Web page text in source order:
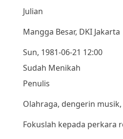
Julian
Mangga Besar, DKI Jakarta
Sun, 1981-06-21 12:00
Sudah Menikah
Penulis
Olahraga, dengerin
Fokuslah kepada perkara